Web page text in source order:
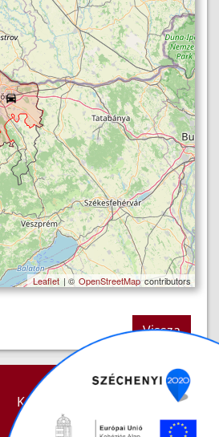
Leaflet | © OpenStreetMap contributors
Vissza
KAPCSOLAT
IMPRESSZUM